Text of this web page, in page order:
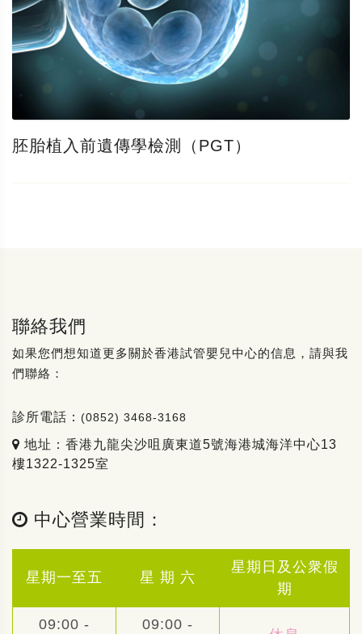
胚胎植入前遺傳學檢測（PGT）
聯絡我們
如果您們想知道更多關於香港試管嬰兒中心的信息，請與我
們聯絡：
診所電話： (0852) 3468-3168
地址：香港九龍尖沙咀廣東道5號海港城海洋中心13
樓1322-1325室
中心營業時間：
星期一至五 星 期 六
星期日及公衆假
期
09:00 - 09:00 -